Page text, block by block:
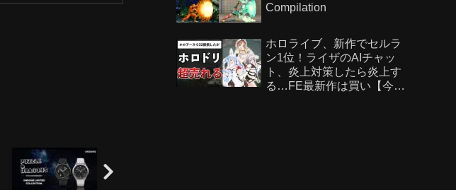
Compilation
ホロライブ、新作でセルラ
ン1位！ライザのAIチャッ
ト、炎上対策したら炎上す
る…FE最新作は買い【今週